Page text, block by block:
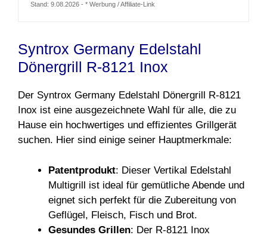
Stand: 9.08.2026 - * Werbung / Affiliate-Link
Syntrox Germany Edelstahl
Dönergrill R-8121 Inox
Der Syntrox Germany Edelstahl Dönergrill R-8121
Inox ist eine ausgezeichnete Wahl für alle, die zu
Hause ein hochwertiges und effizientes Grillgerät
suchen. Hier sind einige seiner Hauptmerkmale:
Patentprodukt: Dieser Vertikal Edelstahl
Multigrill ist ideal für gemütliche Abende und
eignet sich perfekt für die Zubereitung von
Geflügel, Fleisch, Fisch und Brot.
Gesundes Grillen: Der R-8121 Inox